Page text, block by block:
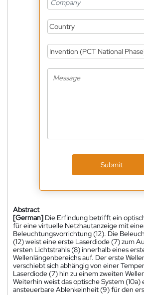
Country
Invention (PCT National
Submit
Abstract
[German] Die Erfindung betrifft ein
für eine virtuelle Netzhautanzeige mit
Beleuchtungsvorrichtung (12). Die
(12) weist eine erste Laserdiode (7) zum
ersten Lichtstrahls (8) innerhalb eines
Wellenlängenbereichs auf. Der erste
verschiebt sich abhängig von einer
Laserdiode (7) hin zu einem zweiten
Weiterhin weist das optische System (10a)
ansteuerbare Ablenkeinheit (9) für den